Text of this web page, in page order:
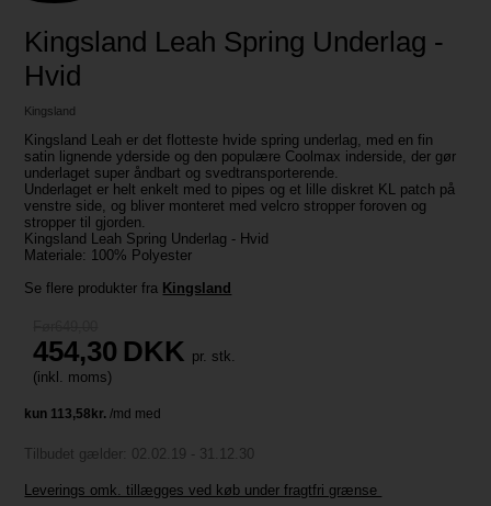
Kingsland Leah Spring Underlag -
Hvid
Kingsland
Kingsland Leah er det flotteste hvide spring underlag, med en fin
satin lignende yderside og den populære Coolmax inderside, der gør
underlaget super åndbart og svedtransporterende.
Underlaget er helt enkelt med to pipes og et lille diskret KL patch på
venstre side, og bliver monteret med velcro stropper foroven og
stropper til gjorden.
Kingsland Leah Spring Underlag - Hvid
Materiale: 100% Polyester
Se flere produkter fra Kingsland
454,30 DKK pr. stk.
(inkl. moms)
Tilbudet gælder: 02.02.19 - 31.12.30
Leverings omk. tillægges ved køb under fragtfri grænse